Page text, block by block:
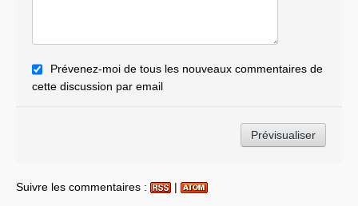
Prévenez-moi de tous les nouveaux commentaires de
cette discussion par email
Suivre les commentaires : |